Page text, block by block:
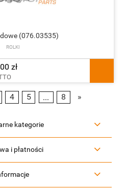
(076.03535)
ROLKI
zł
4 5 ... 8 »
kategorie
i płatności